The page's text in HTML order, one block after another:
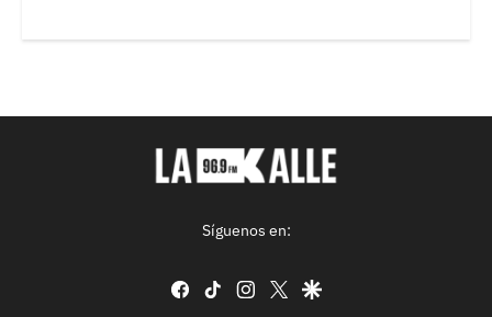
Síguenos en:
facebook
tiktok instagram
twittergoogle